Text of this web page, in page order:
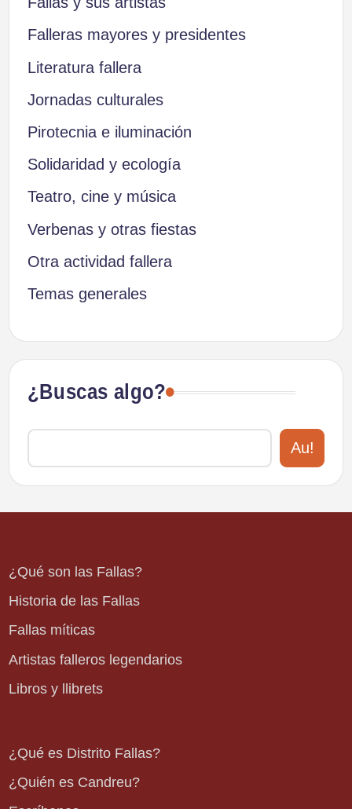
Falleras mayores y presidentes
Literatura fallera
Jornadas culturales
Pirotecnia e iluminación
Solidaridad y ecología
Teatro, cine y música
Verbenas y otras fiestas
Otra actividad fallera
Temas generales
¿Buscas algo?
Au!
¿Qué son las Fallas?
Historia de las Fallas
Fallas míticas
Artistas falleros legendarios
Libros y llibrets
¿Qué es Distrito Fallas?
¿Quién es Candreu?